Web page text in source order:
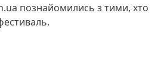
познайомились з тими, хто